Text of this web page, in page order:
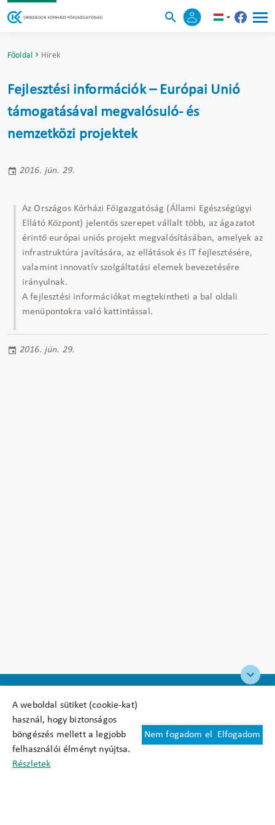
A weboldal sütiket (cookie-kat)
használ, hogy biztonságos
böngészés mellett a legjobb
felhasználói élményt nyújtsa.
Részletek
Nem fogadom el Elfogadom
Főoldal Hírek
Fejlesztési információk – Európai Unió
támogatásával megvalósuló- és
nemzetközi projektek
2016. jún. 29.
Az Országos Kórházi Főigazgatóság (Állami Egészségügyi
Ellátó Központ) jelentős szerepet vállalt több, az ágazatot
érintő európai uniós projekt megvalósításában, amelyek az
infrastruktúra javítására, az ellátások és IT fejlesztésére,
valamint innovatív szolgáltatási elemek bevezetésére
irányulnak.
A fejlesztési információkat megtekintheti a bal oldali
menüpontokra való kattintással.
2016. jún. 29.
Felhasználási feltételek